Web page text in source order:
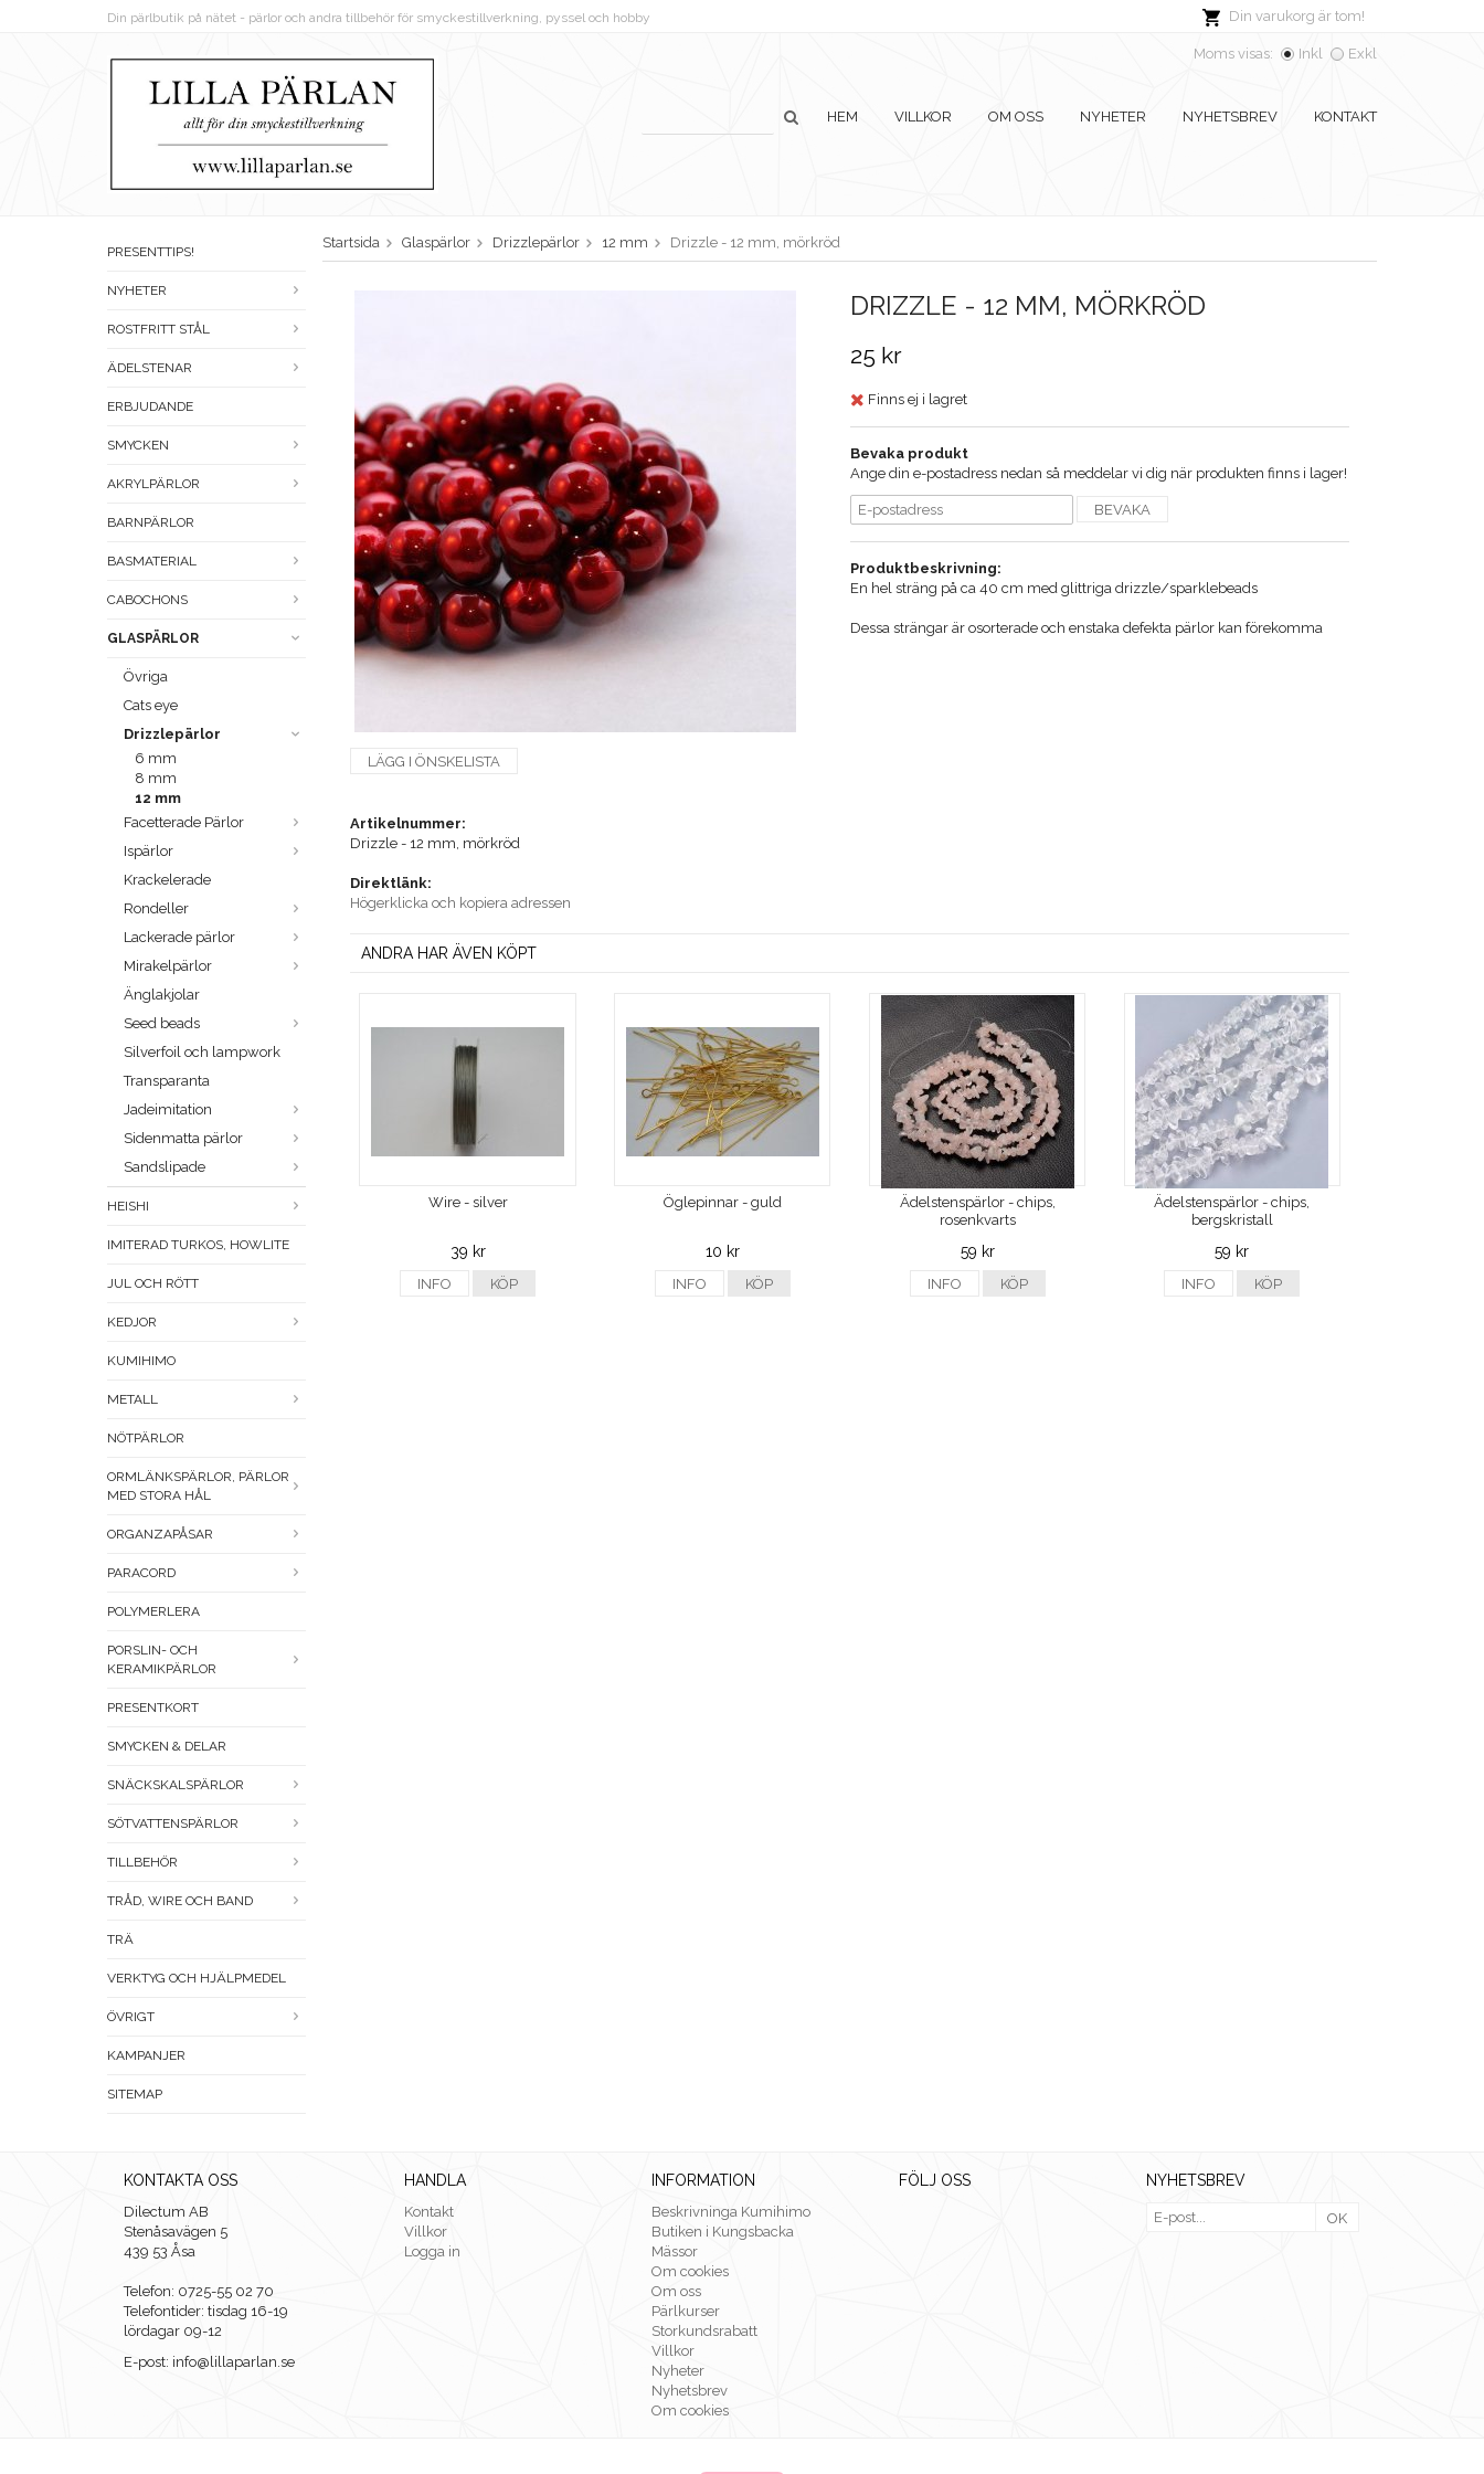
Din varukorg är tom!
Din pärlbutik på nätet - pärlor och andra tillbehör för smyckestillverkning, pyssel och hobby
Moms visas: Inkl Exkl
HEM VILLKOR OM OSS NYHETER NYHETSBREV KONTAKT
PRESENTTIPS!
NYHETER
ROSTFRITT STÅL
ÄDELSTENAR
ERBJUDANDE
SMYCKEN
AKRYLPÄRLOR
BARNPÄRLOR
BASMATERIAL
CABOCHONS
GLASPÄRLOR
Övriga
Cats eye
Drizzlepärlor
6 mm
8 mm
12 mm
Facetterade Pärlor
Ispärlor
Krackelerade
Rondeller
Lackerade pärlor
Mirakelpärlor
Änglakjolar
Seed beads
Silverfoil och lampwork
Transparanta
Jadeimitation
Sidenmatta pärlor
Sandslipade
HEISHI
IMITERAD TURKOS, HOWLITE
JUL OCH RÖTT
KEDJOR
KUMIHIMO
METALL
NÖTPÄRLOR
ORMLÄNKSPÄRLOR, PÄRLOR
MED STORA HÅL
ORGANZAPÅSAR
PARACORD
POLYMERLERA
PORSLIN- OCH
KERAMIKPÄRLOR
PRESENTKORT
SMYCKEN & DELAR
SNÄCKSKALSPÄRLOR
SÖTVATTENSPÄRLOR
TILLBEHÖR
TRÅD, WIRE OCH BAND
TRÄ
VERKTYG OCH HJÄLPMEDEL
ÖVRIGT
KAMPANJER
SITEMAP
Startsida Glaspärlor Drizzlepärlor 12 mm Drizzle - 12 mm, mörkröd
DRIZZLE - 12 MM, MÖRKRÖD
25 kr
Finns ej i lagret
Bevaka produkt
Ange din e-postadress nedan så meddelar vi dig när produkten finns i lager!
BEVAKA
Produktbeskrivning:
En hel sträng på ca 40 cm med glittriga drizzle/sparklebeads
Dessa strängar är osorterade och enstaka defekta pärlor kan förekomma
LÄGG I ÖNSKELISTA
Artikelnummer:
Drizzle - 12 mm, mörkröd
Direktlänk:
Högerklicka och kopiera adressen
ANDRA HAR ÄVEN KÖPT
Wire - silver
39 kr
INFO KÖP
Öglepinnar - guld
10 kr
INFO KÖP
Ädelstenspärlor - chips,
rosenkvarts
59 kr
INFO KÖP
Ädelstenspärlor - chips,
bergskristall
59 kr
INFO KÖP
KONTAKTA OSS
Dilectum AB
Stenåsavägen 5
439 53 Åsa
Telefon: 0725-55 02 70
Telefontider: tisdag 16-19
lördagar 09-12
E-post: info@lillaparlan.se
HANDLA
Kontakt
Villkor
Logga in
INFORMATION
Beskrivninga Kumihimo
Butiken i Kungsbacka
Mässor
Om cookies
Om oss
Pärlkurser
Storkundsrabatt
Villkor
Nyheter
Nyhetsbrev
Om cookies
FÖLJ OSS NYHETSBREV
OK